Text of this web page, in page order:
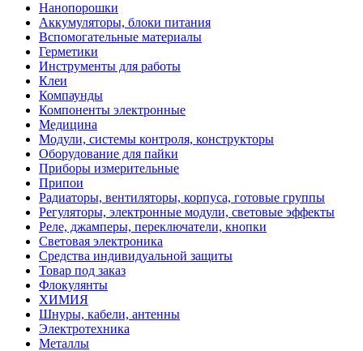
Нанопорошки
Аккумуляторы, блоки питания
Вспомогательные материалы
Герметики
Инструменты для работы
Клеи
Компаунды
Компоненты электронные
Медицина
Модули, системы контроля, конструкторы
Оборудование для пайки
Приборы измерительные
Припои
Радиаторы, вентиляторы, корпуса, готовые группы
Регуляторы, электронные модули, световые эффекты
Реле, джамперы, переключатели, кнопки
Световая электроника
Средства индивидуальной защиты
Товар под заказ
Флокулянты
ХИМИЯ
Шнуры, кабели, антенны
Электротехника
Металлы